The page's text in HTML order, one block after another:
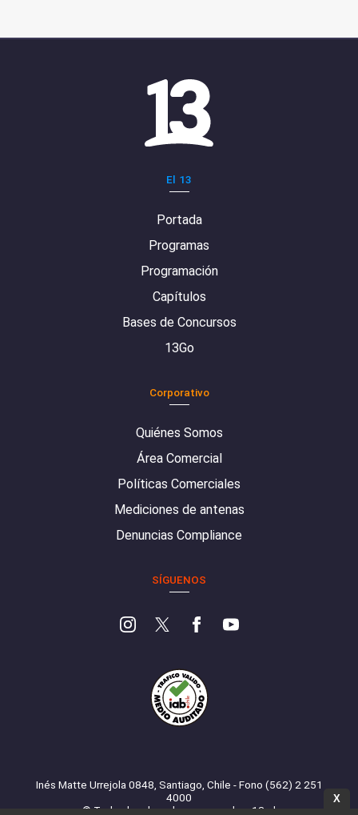
El 13
Portada
Programas
Programación
Capítulos
Bases de Concursos
13Go
Corporativo
Quiénes Somos
Área Comercial
Políticas Comerciales
Mediciones de antenas
Denuncias Compliance
SÍGUENOS
Inés Matte Urrejola 0848, Santiago, Chile - Fono (562) 2 251
4000
© Todos los derechos reservados. 13.cl
X